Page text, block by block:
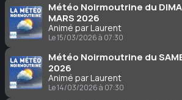
Météo Noirmoutrine du
MARS 2026
Animé par Laurent
Le 15/03/2026 à 07:30
Météo Noirmoutrine du
2026
Animé par Laurent
Le 14/03/2026 à 07:30